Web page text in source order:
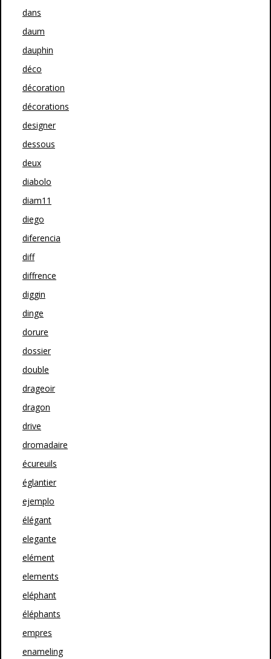
dans
daum
dauphin
déco
décoration
décorations
designer
dessous
deux
diabolo
diam11
diego
diferencia
diff
diffrence
diggin
dinge
dorure
dossier
double
drageoir
dragon
drive
dromadaire
écureuils
églantier
ejemplo
élégant
elegante
elément
elements
eléphant
éléphants
empres
enameling